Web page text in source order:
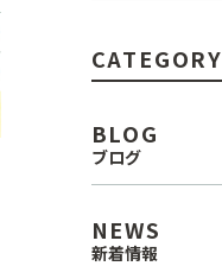
CATEGORY
BLOG
ブログ
NEWS
新着情報